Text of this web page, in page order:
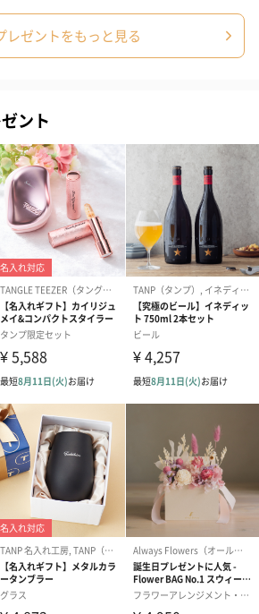
レゼントをもっと見る
ント